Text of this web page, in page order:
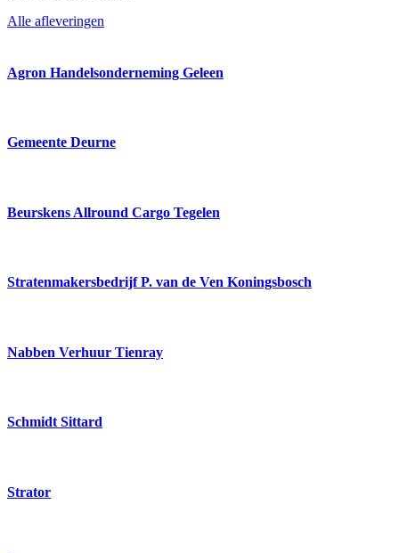
Alle afleveringen
Agron Handelsonderneming Geleen
Gemeente Deurne
Beurskens Allround Cargo Tegelen
Stratenmakersbedrijf P. van de Ven Koningsbosch
Nabben Verhuur Tienray
Schmidt Sittard
Strator